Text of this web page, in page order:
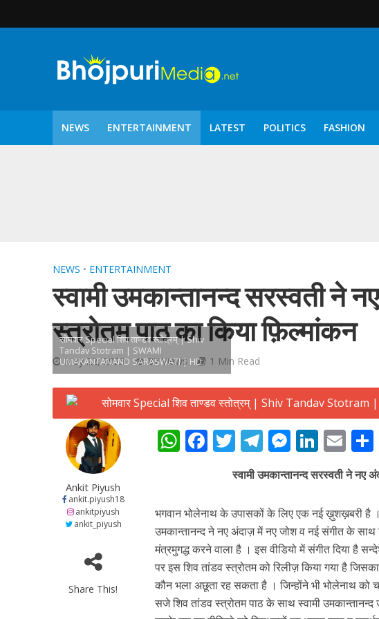
NEWS ENTERTAINMENT LATEST POLITICS FASHION
शिवानी सिंह का नया बोलबम गीत तोहरे के
वर्ल्डवाइड रिकॉर्ड्स भोजपुरी का नया
NEWS • ENTERTAINMENT
स्वामी उमकान्तानन्द सरस्वती ने
स्त्रोतम पाठ का किया फ़िल्मांकन
May 22, 2023 87 Views 1 Min Read
सोमवार Special शिव ताण्डव स्तोत्रम् | Shiv
Tandav Stotram | SWAMI
UMAKANTANAND SARASWATI | HD
Ankit Piyush
ankit.piyush18
ankitpiyush
ankit_piyush
Share This!
W
s
A
p
p
F
b
o
o
k
T
w
itt
er
T
e
gr
a
m
M
ss
e
n
g
er
Li
k
e
dI
n
E
m
ai
l
h
स्वामी उमकान्तानन्द सरस्वती ने नए
भगवान भोलेनाथ के उपासकों के लिए एक नई ख़ुशख़बरी है ।
उमकान्तानन्द ने नए अंदाज़ में नए जोश व नई संगीत के
मंत्रमुगद्ध करने वाला है । इस वीडियो में संगीत दिया है
पर इस शिव तांडव स्त्रोतम को रिलीज़ किया गया है
कौन भला अछूता रह सकता है । जिन्होंने भी भोलेनाथ को
सजे शिव तांडव स्त्रोतम पाठ के साथ स्वामी उमकान्तानन्द